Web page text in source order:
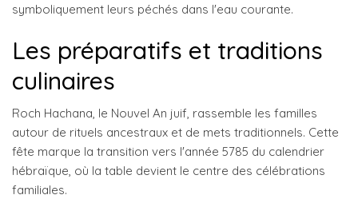
symboliquement leurs péchés dans l'eau courante.
Les préparatifs et traditions
culinaires
Roch Hachana, le Nouvel An juif, rassemble les familles
autour de rituels ancestraux et de mets traditionnels. Cette
fête marque la transition vers l'année 5785 du calendrier
hébraïque, où la table devient le centre des célébrations
familiales.